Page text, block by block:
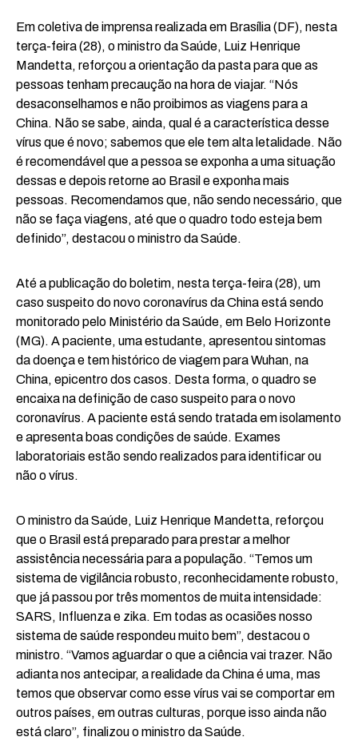
Em coletiva de imprensa realizada em Brasília (DF), nesta
terça-feira (28), o ministro da Saúde, Luiz Henrique
Mandetta, reforçou a orientação da pasta para que as
pessoas tenham precaução na hora de viajar. “Nós
desaconselhamos e não proibimos as viagens para a
China. Não se sabe, ainda, qual é a característica desse
vírus que é novo; sabemos que ele tem alta letalidade. Não
é recomendável que a pessoa se exponha a uma situação
dessas e depois retorne ao Brasil e exponha mais
pessoas. Recomendamos que, não sendo necessário, que
não se faça viagens, até que o quadro todo esteja bem
definido”, destacou o ministro da Saúde.
Até a publicação do boletim, nesta terça-feira (28), um
caso suspeito do novo coronavírus da China está sendo
monitorado pelo Ministério da Saúde, em Belo Horizonte
(MG). A paciente, uma estudante, apresentou sintomas
da doença e tem histórico de viagem para Wuhan, na
China, epicentro dos casos. Desta forma, o quadro se
encaixa na definição de caso suspeito para o novo
coronavírus. A paciente está sendo tratada em isolamento
e apresenta boas condições de saúde. Exames
laboratoriais estão sendo realizados para identificar ou
não o vírus.
O ministro da Saúde, Luiz Henrique Mandetta, reforçou
que o Brasil está preparado para prestar a melhor
assistência necessária para a população. “Temos um
sistema de vigilância robusto, reconhecidamente robusto,
que já passou por três momentos de muita intensidade:
SARS, Influenza e zika. Em todas as ocasiões nosso
sistema de saúde respondeu muito bem”, destacou o
ministro. “Vamos aguardar o que a ciência vai trazer. Não
adianta nos antecipar, a realidade da China é uma, mas
temos que observar como esse vírus vai se comportar em
outros países, em outras culturas, porque isso ainda não
está claro”, finalizou o ministro da Saúde.